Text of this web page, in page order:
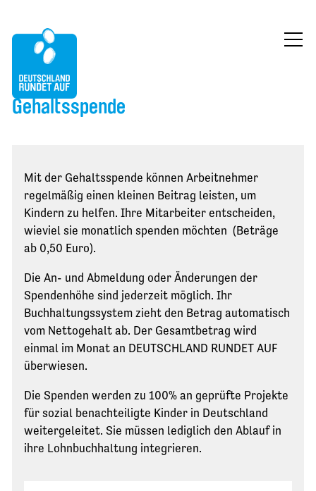
ÜBER UNS
MITMACHEN
BLOG
KONTAKT
JETZT SPENDEN
Gehaltsspende
Mit der Gehaltsspende können Arbeitnehmer
regelmäßig einen kleinen Beitrag leisten, um
Kindern zu helfen. Ihre Mitarbeiter entscheiden,
wieviel sie monatlich spenden möchten (Beträge
ab 0,50 Euro).
Die An- und Abmeldung oder Änderungen der
Spendenhöhe sind jederzeit möglich. Ihr
Buchhaltungssystem zieht den Betrag automatisch
vom Nettogehalt ab. Der Gesamtbetrag wird
einmal im Monat an DEUTSCHLAND RUNDET AUF
überwiesen.
Die Spenden werden zu 100% an geprüfte Projekte
für sozial benachteiligte Kinder in Deutschland
weitergeleitet. Sie müssen lediglich den Ablauf in
ihre Lohnbuchhaltung integrieren.